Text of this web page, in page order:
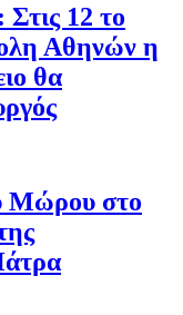
12 το
Αθηνών η
θα
Μώρου στο